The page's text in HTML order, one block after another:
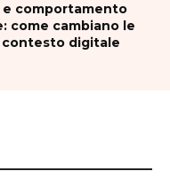
e comportamento
come cambiano le
digitale